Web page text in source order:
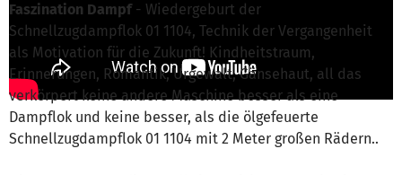
Faszination Dampf - Wiedergeburt der
Schnellzugdampflok 01 1104, Technik der Vergangenheit
als Motivation für die Zukunft! Kindheitstraum,
Erinnerungen, Romantik, Urgewalt, Gänsehaut, all das
verkörpert keine andere Maschine besser als eine
Dampflok und keine besser, als die ölgefeuerte
Schnellzugdampflok 01 1104 mit 2 Meter großen Rädern..